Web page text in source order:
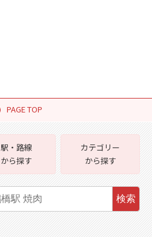
PAGE TOP
駅・路線
から探す
カテゴリー
から探す
検索